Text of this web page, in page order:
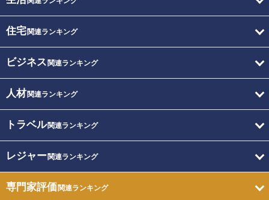
住宅関連ランキング
ビジネス 関連ランキング
人材関連ランキング
トラベル関連ランキング
レジャー関連ランキング
専門家評価関連ランキング